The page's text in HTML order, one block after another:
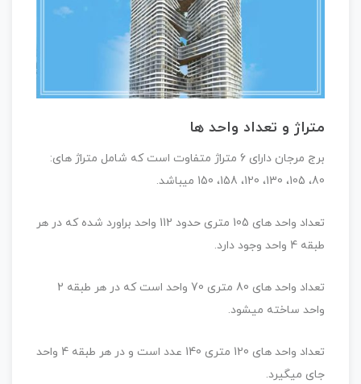
متراژ و تعداد واحد ها
برج مرجان دارای 6 متراژ متفاوت است که شامل متراژ های:
80، 105، 130، 120، 158، 150 میباشد.
تعداد واحد های 105 متری حدود 112 واحد براورد شده که در هر
طبقه 4 واحد وجود دارد.
تعداد واحد های 80 متری 70 واحد است که در هر طبقه 2
واحد ساخته میشود.
تعداد واحد های 120 متری 140 عدد است و در هر طبقه 4 واحد
جای میگیرد.